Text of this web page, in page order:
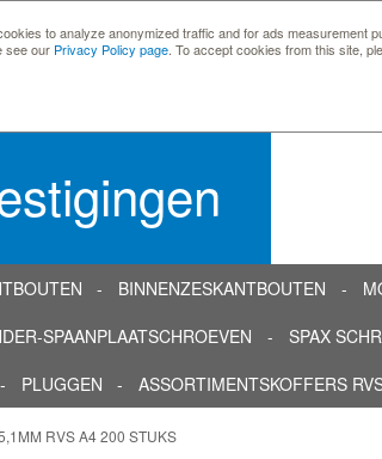
to analyze anonymized traffic and for ads measurement
see our Privacy Policy page . To accept cookies from this site,
BINNENZESKANTBOUTEN
SPAANPLAATSCHROEVEN
SPAX
PLUGGEN ASSORTIMENTSKOFFERS
RVS A4 200 STUKS